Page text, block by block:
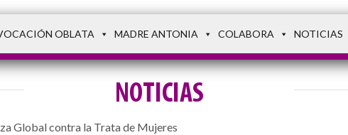
OBLATA MADRE ANTONIA COLABORA NOTICIAS
NOTICIAS
Global contra la Trata de Mujeres